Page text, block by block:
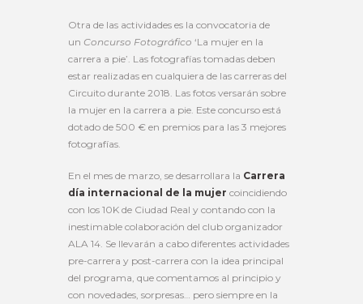
Otra de las actividades es la convocatoria de
un Concurso Fotográfico ‘La mujer en la
carrera a pie’. Las fotografías tomadas deben
estar realizadas en cualquiera de las carreras del
Circuito durante 2018. Las fotos versarán sobre
la mujer en la carrera a pie. Este concurso está
dotado de 500 € en premios para las 3 mejores
fotografías.
En el mes de marzo, se desarrollara la Carrera
día internacional de la mujer coincidiendo
con los 10K de Ciudad Real y contando con la
inestimable colaboración del club organizador
ALA 14. Se llevarán a cabo diferentes actividades
pre-carrera y post-carrera con la idea principal
del programa, que comentamos al principio y
con novedades, sorpresas… pero siempre en la